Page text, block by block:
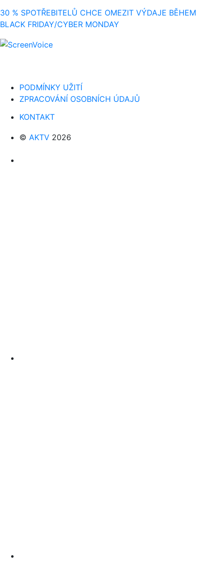
30 % SPOTŘEBITELŮ CHCE OMEZIT VÝDAJE BĚHEM
BLACK FRIDAY/CYBER MONDAY
PODMÍNKY UŽITÍ
ZPRACOVÁNÍ OSOBNÍCH ÚDAJŮ
KONTAKT
© AKTV 2026